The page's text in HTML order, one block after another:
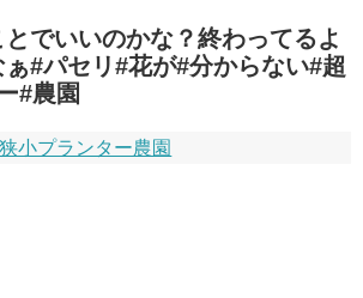
でいいのかな？終わってるよ
#パセリ#花が#分からない#超
#農園
小プランター農園